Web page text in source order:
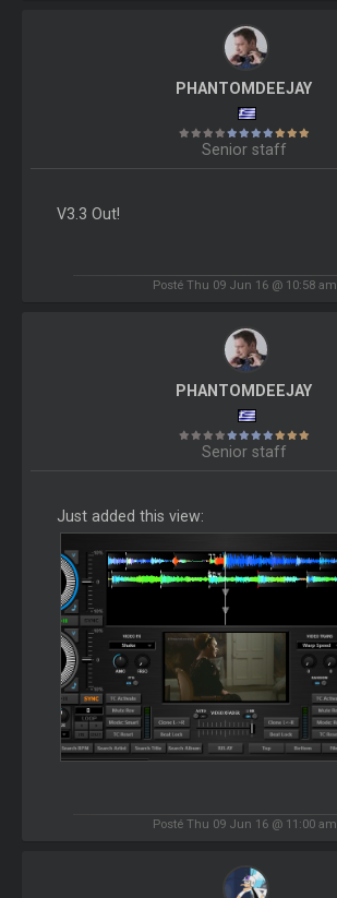
PHANTOMDEEJAY
Senior staff
V3.3 Out!
Posté Thu 09 Jun 16 @ 10:58 am
PHANTOMDEEJAY
Senior staff
Just added this view:
Posté Thu 09 Jun 16 @ 11:00 am